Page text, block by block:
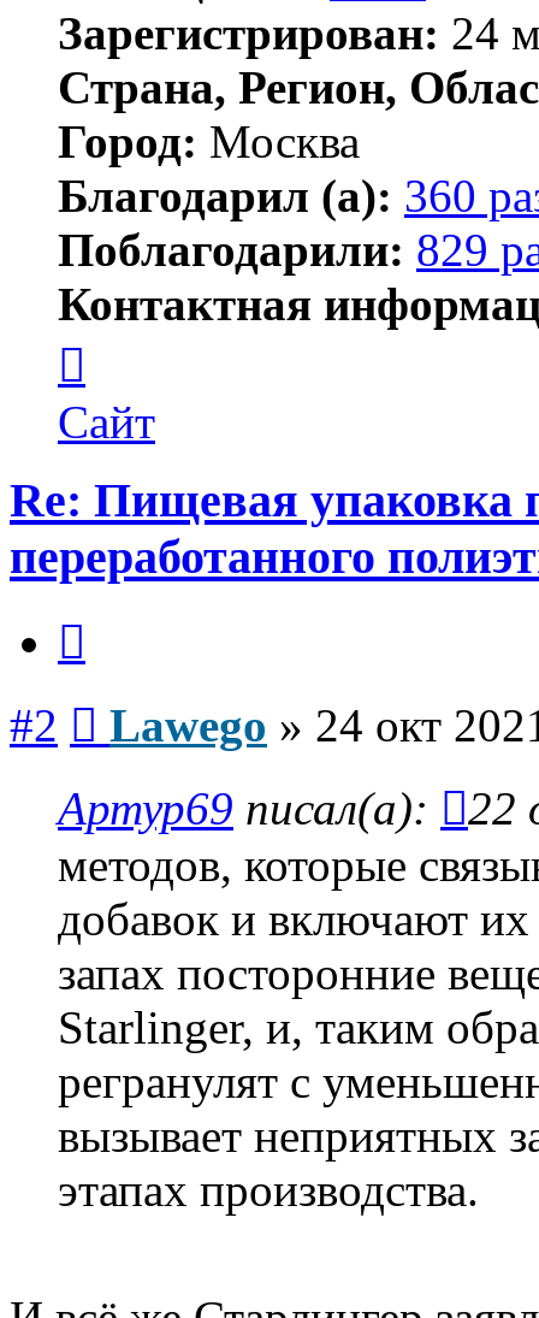
Зарегистрирован: 24
Страна, Регион,
Город: Москва
Благодарил (а): 360
Поблагодарили: 829
Контактная
пользователя
Lawego
Сайт
Re: Пищевая упаковка
переработанного
#2 Lawego » 24 окт
Артур69 писал(а):
22
методов, которые
добавок и включают
запах посторонние
Starlinger, и, таким
регранулят с
вызывает неприятных
этапах производства.